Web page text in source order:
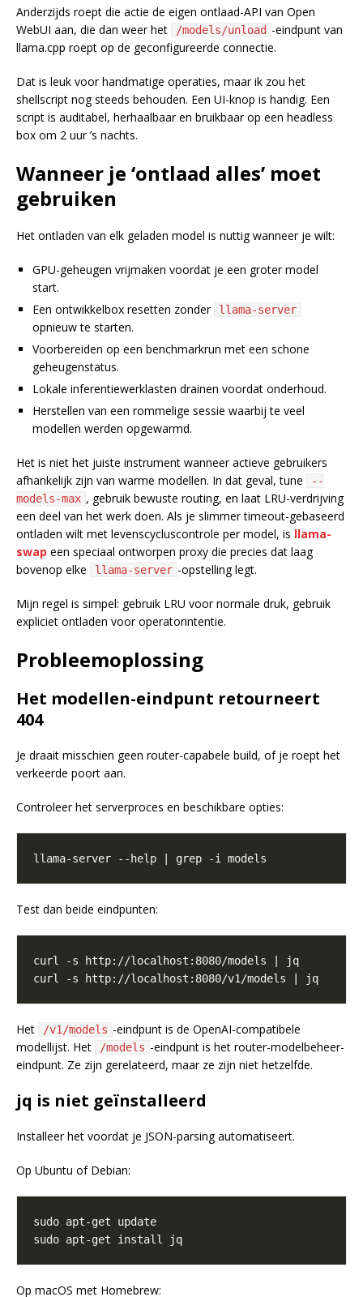
Anderzijds roept die actie de eigen ontlaad-API van Open
WebUI aan, die dan weer het
/models/unload -eindpunt van
llama.cpp roept op de geconfigureerde connectie.
Dat is leuk voor handmatige operaties, maar ik zou het
shellscript nog steeds behouden. Een UI-knop is handig. Een
script is auditabel, herhaalbaar en bruikbaar op een headless
box om 2 uur ’s nachts.
Wanneer je ‘ontlaad alles’ moet
gebruiken
Het ontladen van elk geladen model is nuttig wanneer je wilt:
GPU-geheugen vrijmaken voordat je een groter model
start.
Een ontwikkelbox resetten zonder
llama-server
opnieuw te starten.
Voorbereiden op een benchmarkrun met een schone
geheugenstatus.
Lokale inferentiewerklasten drainen voordat onderhoud.
Herstellen van een rommelige sessie waarbij te veel
modellen werden opgewarmd.
Het is niet het juiste instrument wanneer actieve gebruikers
afhankelijk zijn van warme modellen. In dat geval, tune
--
models-max , gebruik bewuste routing, en laat LRU-verdrijving
een deel van het werk doen. Als je slimmer timeout-gebaseerd
ontladen wilt met levenscycluscontrole per model, is llama-
swap een speciaal ontworpen proxy die precies dat laag
bovenop elke
llama-server -opstelling legt.
Mijn regel is simpel: gebruik LRU voor normale druk, gebruik
expliciet ontladen voor operatorintentie.
Probleemoplossing
Het modellen-eindpunt retourneert
404
Je draait misschien geen router-capabele build, of je roept het
verkeerde poort aan.
Controleer het serverproces en beschikbare opties:
Test dan beide eindpunten:
Het /v1/models -eindpunt is de OpenAI-compatibele
modellijst. Het
/models -eindpunt is het router-modelbeheer-
eindpunt. Ze zijn gerelateerd, maar ze zijn niet hetzelfde.
jq is niet geïnstalleerd
Installeer het voordat je JSON-parsing automatiseert.
Op Ubuntu of Debian:
Op macOS met Homebrew: